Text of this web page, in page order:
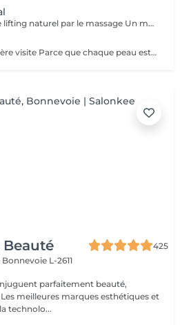
Massage Yoga Facial Le lifting naturel par le massage Un massage du visage dynamique et profond qui stimule les muscles et relance les circulations pour redessiner les contours du visage. Grâce à des manuvres expertes et à l'utilisation d'outils spécifiques comme le Gua Sha et les Mushrooms, ce soin agit à la fois sur la tonicité de la peau et la détente des tensions faciales. Il permet de lisser les traits, d'illuminer le teint et de révéler un visage plus reposé et naturellement sculpté. Un soin idéal pour celles et ceux qui recherchent un effet visible, tout en profitant d'un moment de relâchement profond. Comme chaque soin chez So'Phy, le massage est adapté en fonction des besoins de votre peau et des tensions observées.
Analyse de peau Première visite Parce que chaque peau est unique, toute première visite commence par une analyse approfondie. Ce diagnostic permet de comprendre l'état de votre peau, ses besoins réels et les déséquilibres éventuels, afin d'adapter votre soin de manière précise et personnalisée. À l'aide d'un appareil de diagnostic et de l'expertise de votre Skin Coach, nous prenons le temps d'observer, d'échanger et de vous guider vers les solutions les plus adaptées. Ce premier rendez-vous est une étape essentielle pour vous offrir des soins réellement efficaces et des résultats durables.
425
Bonnevoie L-2611
parfaitement beauté,
technolo...